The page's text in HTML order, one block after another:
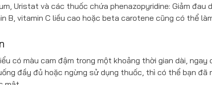
Uristat và các thuốc chứa phenazopyridine: Giảm đau
B, vitamin C liều cao hoặc beta carotene cũng có thể
có màu cam đậm trong một khoảng thời gian dài,
đầy đủ hoặc ngừng sử dụng thuốc, thì có thể bạn đã